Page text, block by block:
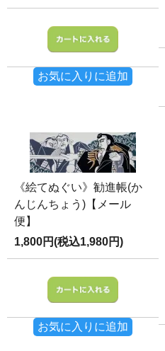
お気に入りに追加
《絵てぬぐい》勧進帳(か
んじんちょう)【メール
便】
1,800円(税込1,980円)
お気に入りに追加